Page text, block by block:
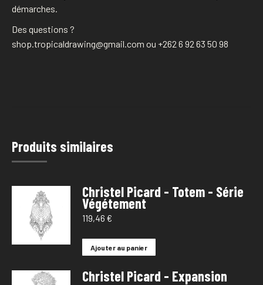
démarches.
Des questions ?
shop.tropicaldrawing@gmail.com ou +262 6 92 63 50 98
Produits similaires
Christel Picard - Totem - Série
Végétement
119,46 €
Ajouter au panier
Christel Picard - Expansion